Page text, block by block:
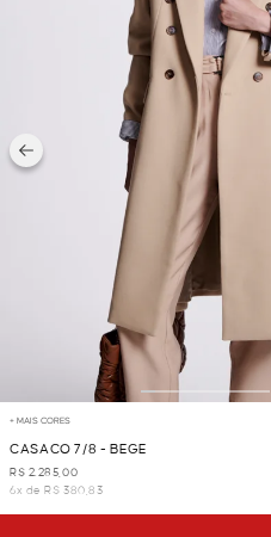
+ MAIS CORES
CASACO 7/8 - BEGE
R$ 2.285,00
6x de R$ 380,83